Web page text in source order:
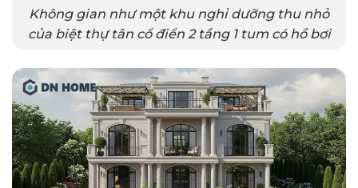
Không gian như một khu nghỉ dưỡng thu nhỏ
của biệt thự tân cổ điển 2 tầng 1 tum có hồ bơi